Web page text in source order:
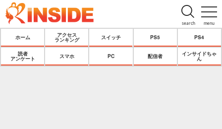
menu
search
ホーム
アクセス
ランキング
スイッチ PS5 PS4
読者
アンケート
スマホ PC 配信者
インサイドちゃ
ん